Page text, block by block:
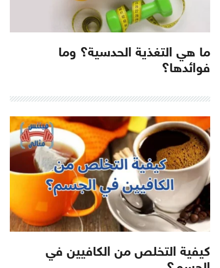
ما هي التغذية الحدسية؟ وما
فوائدها؟
كيفية التخلص من الكافيين في